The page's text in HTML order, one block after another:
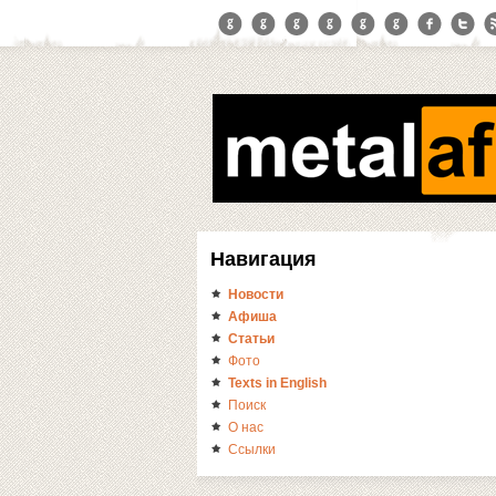
Навигация
Новости
Афиша
Статьи
Фото
Texts in English
Поиск
О нас
Ссылки